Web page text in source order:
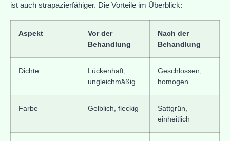
ist auch strapazierfähiger. Die Vorteile im Überblick:
Aspekt
Vor der
Behandlung
Nach der
Behandlung
Dichte
Lückenhaft,
ungleichmäßig
Geschlossen,
homogen
Farbe Gelblich, fleckig
Sattgrün,
einheitlich